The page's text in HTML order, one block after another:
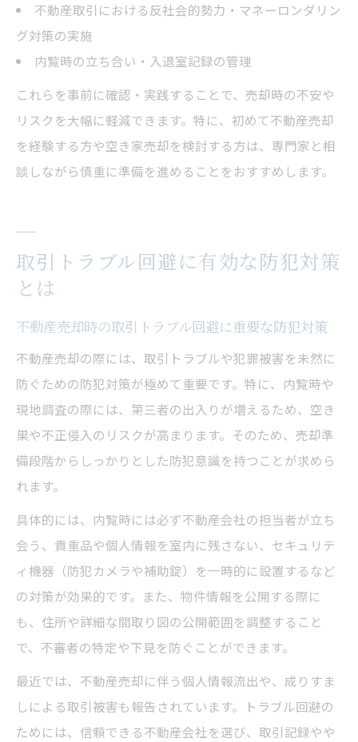
不動産取引における反社会的勢力・マネーロンダリン
グ対策の実施
内覧時の立ち合い・入退室記録の管理
これらを事前に確認・実践することで、売却時の不安や
リスクを大幅に軽減できます。特に、初めて不動産売却
を経験する方や空き家売却を検討する方は、専門家と相
談しながら慎重に準備を進めることをおすすめします。
取引トラブル回避に有効な防犯対策
とは
不動産売却時の取引トラブル回避に重要な防犯対策
不動産売却の際には、取引トラブルや犯罪被害を未然に
防ぐための防犯対策が極めて重要です。特に、内覧時や
現地調査の際には、第三者の出入りが増えるため、空き
巣や不正侵入のリスクが高まります。そのため、売却準
備段階からしっかりとした防犯意識を持つことが求めら
れます。
具体的には、内覧時には必ず不動産会社の担当者が立ち
会う、貴重品や個人情報を室内に残さない、セキュリテ
ィ機器（防犯カメラや補助錠）を一時的に設置するなど
の対策が効果的です。また、物件情報を公開する際に
も、住所や詳細な間取り図の公開範囲を調整すること
で、不審者の特定や下見を防ぐことができます。
最近では、不動産売却に伴う個人情報流出や、成りすま
しによる取引被害も報告されています。トラブル回避の
ためには、信頼できる不動産会社を選び、取引記録やや